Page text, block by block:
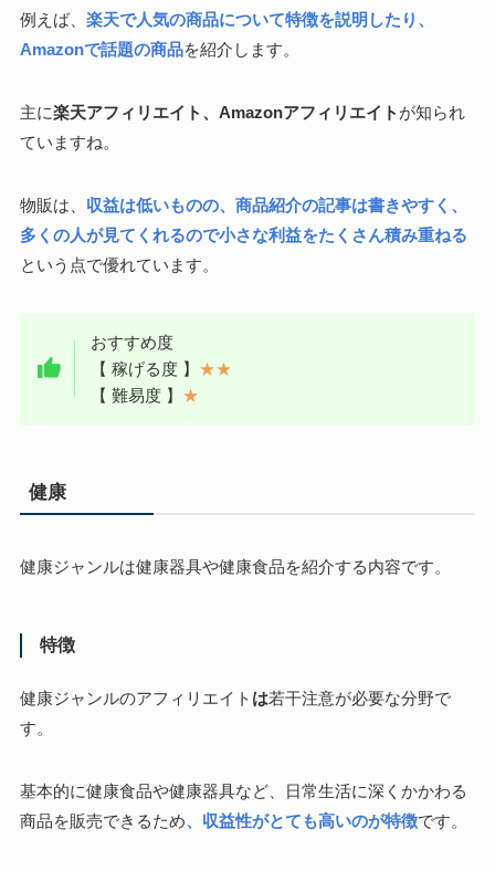
例えば、 楽天で人気の商品について特徴を説明したり、
Amazonで話題の商品を紹介します。
主に楽天アフィリエイト、Amazonアフィリエイト が知られ
ていますね。
物販は、 収益は低いものの、商品紹介の記事は書きやすく、
多くの人が見てくれるので小さな利益をたくさん積み重ねる
という点で優れています。
おすすめ度
【 稼げる度 】 ★★
【 難易度 】 ★
健康
健康ジャンルは健康器具や健康食品を紹介する内容です。
特徴
健康ジャンルのアフィリエイト は若干注意が必要な分野で
す。
基本的に健康食品や健康器具など、日常生活に深くかかわる
商品を販売できるため、収益性がとても高いのが特徴です。